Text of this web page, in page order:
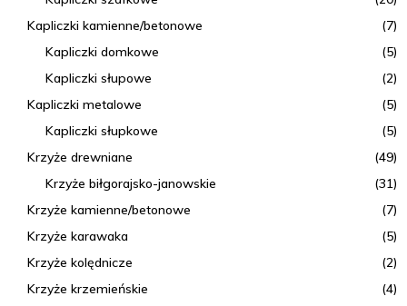
Kapliczki kamienne/betonowe
(7)
Kapliczki domkowe
(5)
Kapliczki słupowe
(2)
Kapliczki metalowe
(5)
Kapliczki słupkowe
(5)
Krzyże drewniane
(49)
Krzyże biłgorajsko-janowskie
(31)
Krzyże kamienne/betonowe
(7)
Krzyże karawaka
(5)
Krzyże kolędnicze
(2)
Krzyże krzemieńskie
(4)